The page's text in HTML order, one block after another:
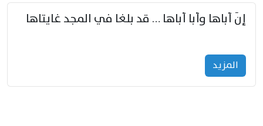
إنّ أباها وأبا أباها … قد بلغا في المجد غايتاها
المزید